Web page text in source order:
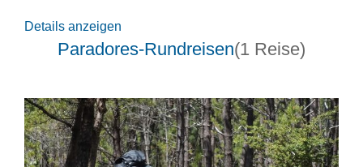
Details anzeigen
Paradores-Rundreisen(1 Reise)